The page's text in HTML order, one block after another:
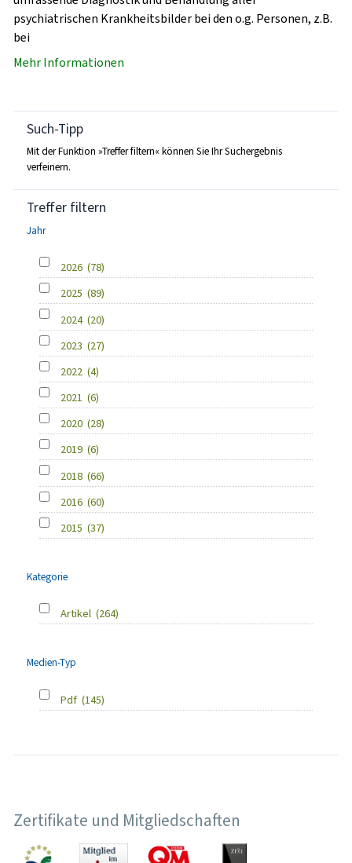
psychiatrischen Krankheitsbilder bei den o.g. Personen, z.B.
bei
Mehr Informationen
Such-Tipp
Mit der Funktion »Treffer filtern« können Sie Ihr Suchergebnis
verfeinern.
Treffer filtern
Jahr
2026 (78)
2025 (89)
2024 (20)
2023 (27)
2022 (4)
2021 (6)
2020 (28)
2019 (6)
2018 (66)
2016 (60)
2015 (37)
Kategorie
Artikel (264)
Medien-Typ
Pdf (145)
Zertifikate und Mitgliedschaften